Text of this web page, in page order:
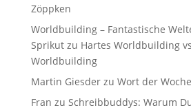
Zöppken
Worldbuilding – Fantastische
Sprikutzu Hartes Worldbuilding
Worldbuilding
Martin Giesderzu Wort der
Fran zu Schreibbuddys: Warum